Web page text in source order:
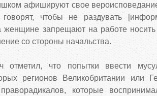
афишируют свое
чтобы не раздувать
женщине запрещают на работе
со стороны начальства.
отметил, что попытки ввести
регионов Великобритании или
которые